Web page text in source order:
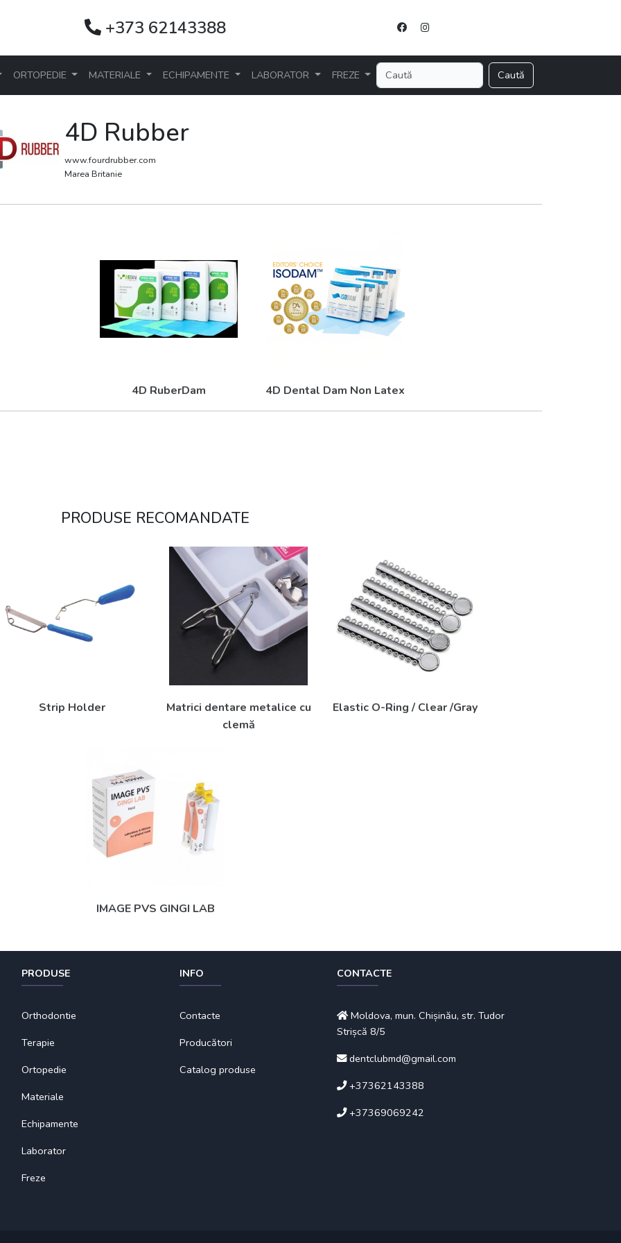
+373 62143388
ORTOPEDIE MATERIALE ECHIPAMENTE LABORATOR FREZE Caută
4D Rubber
www.fourdrubber.com
Marea Britanie
4D RuberDam 4D Dental Dam Non Latex
PRODUSE RECOMANDATE
Strip Holder
Matrici dentare metalice cu
clemă
Elastic O-Ring / Clear /Gray
IMAGE PVS GINGI LAB
PRODUSE
Orthodontie
Terapie
Ortopedie
Materiale
Echipamente
Laborator
Freze
INFO
Contacte
Producători
Catalog produse
CONTACTE
Moldova, mun. Chișinău, str. Tudor
Strișcă 8/5
dentclubmd@gmail.com
+37362143388
+37369069242